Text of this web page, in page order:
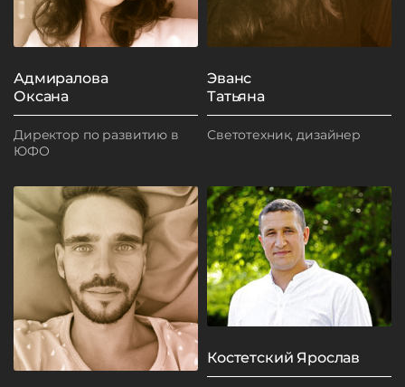
Адмиралова
Оксана
Директор по развитию в
ЮФО
Эванс
Татьяна
Светотехник, дизайнер
Костетский Ярослав